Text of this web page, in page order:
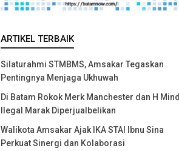
ARTIKEL TERBAIK
Silaturahmi STMBMS, Amsakar Tegaskan
Pentingnya Menjaga Ukhuwah
Di Batam Rokok Merk Manchester dan H Mind
Ilegal Marak Diperjualbelikan
Walikota Amsakar Ajak IKA STAI Ibnu Sina
Perkuat Sinergi dan Kolaborasi